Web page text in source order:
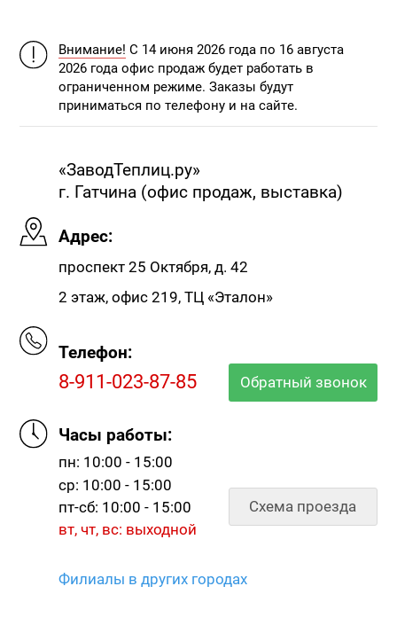
Внимание! С 14 июня 2026 года по 16 августа
2026 года офис продаж будет работать в
ограниченном режиме. Заказы будут
приниматься по телефону и на сайте.
«ЗаводТеплиц.ру»
г. Гатчина (офис продаж, выставка)
Адрес:
проспект 25 Октября, д. 42
2 этаж, офис 219, ТЦ «Эталон»
Телефон:
8-911-023-87-85 Обратный звонок
Часы работы:
пн: 10:00 - 15:00
ср: 10:00 - 15:00
пт-сб: 10:00 - 15:00
вт, чт, вс: выходной
Схема проезда
Филиалы в других городах